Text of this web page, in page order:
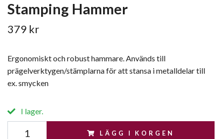
Stamping Hammer
379 kr
Ergonomiskt och robust hammare. Används till
prägelverktygen/stämplarna för att stansa i metalldelar till
ex. smycken
I lager.
LÄGG I KORGEN